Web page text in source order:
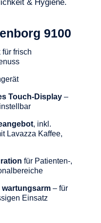
& Hygiene.
9100
für frisch
Touch-Display –
, inkl.
Lavazza Kaffee,
für Patienten-,
wartungsarm – für
Einsatz